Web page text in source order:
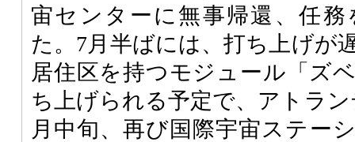
宙センターに無事帰還、任
た。7月半ばには、打ち上げが
居住区を持つモジュール「ズ
ち上げられる予定で、アトラ
月中旬、再び国際宇宙ステー